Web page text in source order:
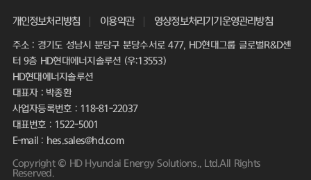
개인정보처리방침 이용약관 영상정보처리기기운영관리방침
주소 : 경기도 성남시 분당구 분당수서로 477, HD현대그룹 글로벌R&D센
터 9층 HD현대에너지솔루션 (우:13553)
HD현대에너지솔루션
대표자 : 박종환
사업자등록번호 : 118-81-22037
대표번호 : 1522-5001
E-mail : hes.sales@hd.com
Copyright © HD Hyundai Energy Solutions., Ltd.All Rights
Reserved.